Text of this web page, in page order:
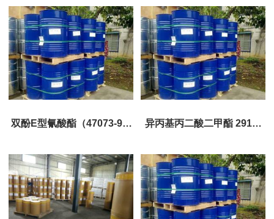
现货优势供应
双酚E型氰酸酯（47073-92- 异丙基丙二酸二甲酯 2917-